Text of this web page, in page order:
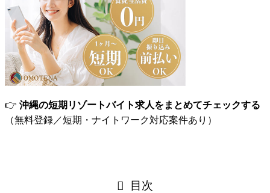
👉 沖縄の短期リゾートバイト求人をまとめてチェックする
（無料登録／短期・ナイトワーク対応案件あり）
目次